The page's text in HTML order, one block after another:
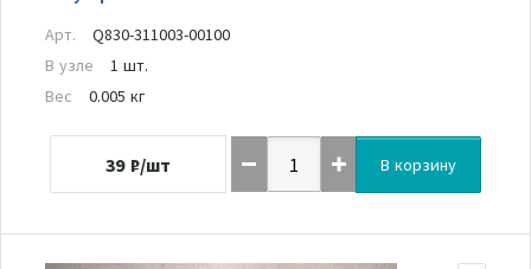
Арт.
Q830-311003-00100
В узле
1 шт.
Вес
0.005 кг
39 ₽/шт В корзину